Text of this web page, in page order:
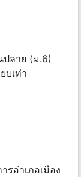
ลาย (ม.6)
บเท่า
อําเภอเมือง